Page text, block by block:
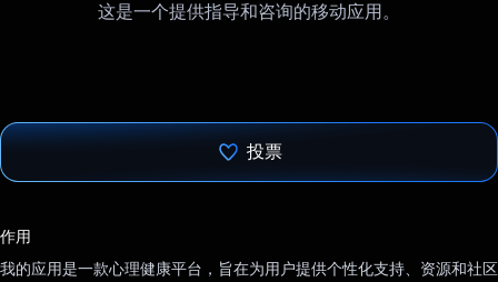
这是一个提供指导和咨询的移动应用。
投票
作用
我的应用是一款心理健康平台，旨在为用户提供个性化支持、资源和社区